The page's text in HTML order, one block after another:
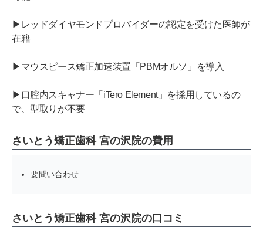
▶レッドダイヤモンドプロバイダーの認定を受けた医師が
在籍
▶マウスピース矯正加速装置「PBMオルソ」を導入
▶口腔内スキャナー「iTero Element」を採用しているの
で、型取りが不要
さいとう矯正歯科 宮の沢院の費用
要問い合わせ
さいとう矯正歯科 宮の沢院の口コミ